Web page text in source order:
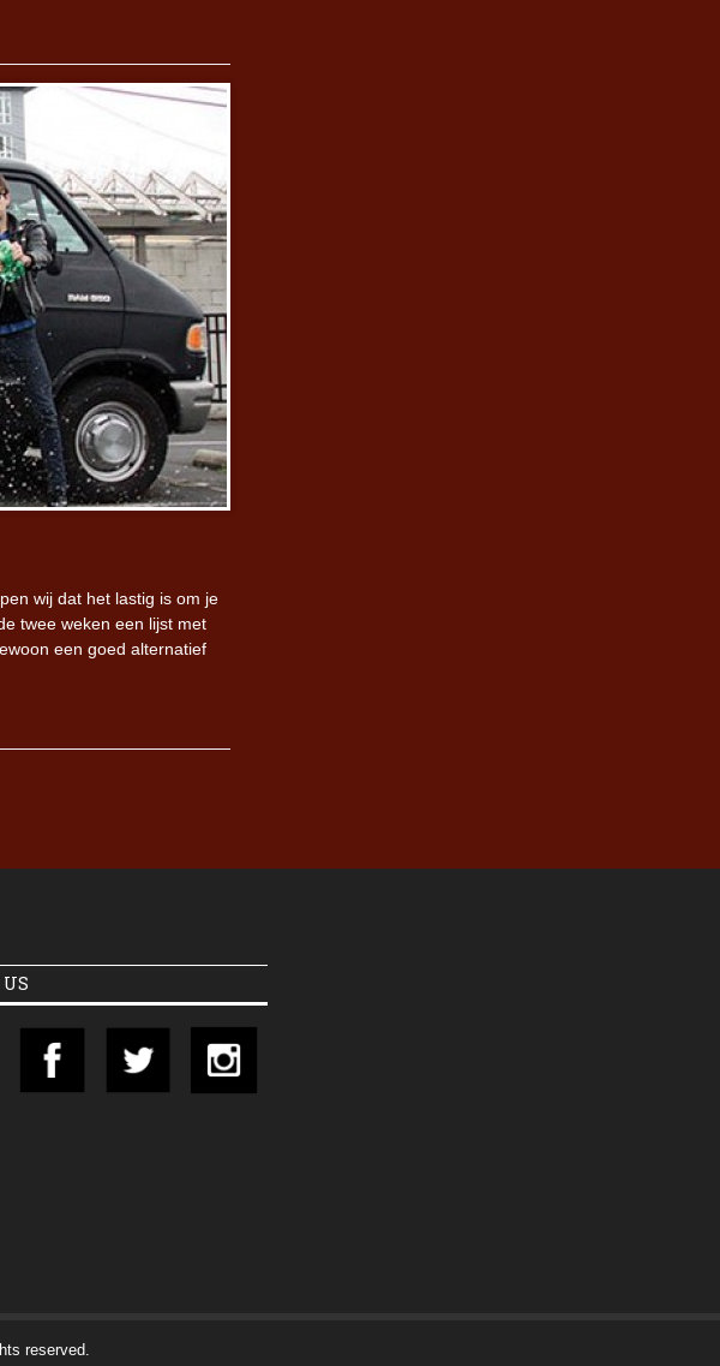
wij dat het lastig is om je
twee weken een lijst met
een goed alternatief
reserved.